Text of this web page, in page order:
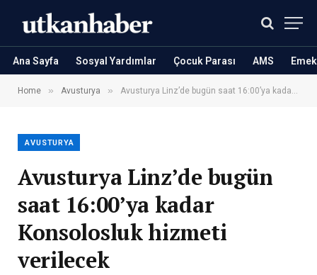
Ana Sayfa Sosyal Yardımlar Çocuk Parası AMS
Home » Avusturya » Avusturya Linz’de bugün saat 16:00’ya kadar Konsolosluk hizmeti verilecek
AVUSTURYA
Avusturya Linz’de bugün
saat 16:00’ya kadar
Konsolosluk hizmeti
verilecek